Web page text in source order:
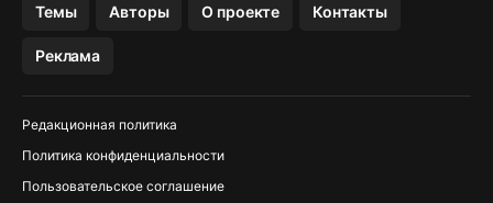
Темы Авторы О проекте Контакты
Реклама
Редакционная политика
Политика конфиденциальности
Пользовательское соглашение